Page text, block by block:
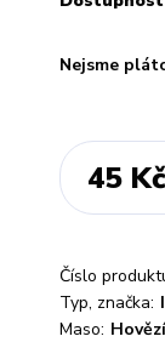
Nejsme
45
Číslo
Typ, značka:
Maso: Hovězí